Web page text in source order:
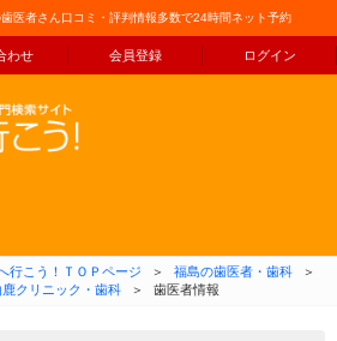
医者さん口コミ・評判情報多数で24時間ネット予約
わせ 会員登録 ログイン
コンテンツへ移動
行こう！ＴＯＰページ ＞ 福島の歯医者・歯科
＞
鹿クリニック・歯科 ＞ 歯医者情報